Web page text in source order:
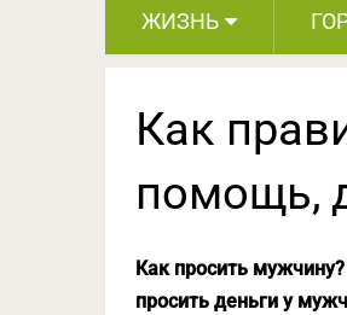
ЖИЗНЬ
Как
помощь,
Как просить
просить деньги у